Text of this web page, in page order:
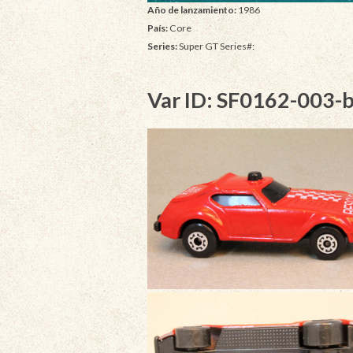
Año de lanzamiento: 1986
País:Core
Series:Super GT Series#:
Var ID: SF0162-003-